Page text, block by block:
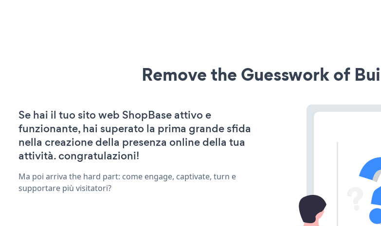
Remove the Guesswork of
Se hai il tuo sito web ShopBase attivo e
funzionante, hai superato la prima grande sfida
nella creazione della presenza online della tua
attività. congratulazioni!
Ma poi arriva the hard part: come engage, captivate, turn e
supportare più visitatori?